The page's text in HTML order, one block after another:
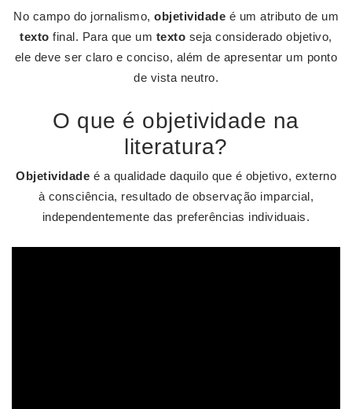
No campo do jornalismo, objetividade é um atributo de um
texto final. Para que um texto seja considerado objetivo,
ele deve ser claro e conciso, além de apresentar um ponto
de vista neutro.
O que é objetividade na
literatura?
Objetividade é a qualidade daquilo que é objetivo, externo
à consciência, resultado de observação imparcial,
independentemente das preferências individuais.